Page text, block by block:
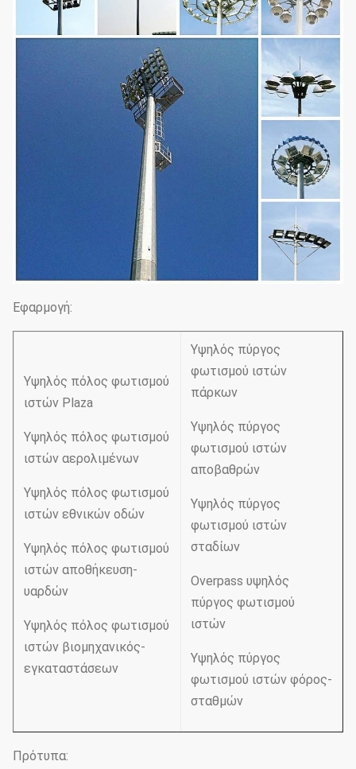
Εφαρμογή:
Υψηλός πόλος φωτισμού
ιστών Plaza
Υψηλός πόλος φωτισμού
ιστών αερολιμένων
Υψηλός πόλος φωτισμού
ιστών εθνικών οδών
Υψηλός πόλος φωτισμού
ιστών αποθήκευση-
υαρδών
Υψηλός πόλος φωτισμού
ιστών βιομηχανικός-
εγκαταστάσεων
Υψηλός πύργος
φωτισμού ιστών
πάρκων
Υψηλός πύργος
φωτισμού ιστών
αποβαθρών
Υψηλός πύργος
φωτισμού ιστών
σταδίων
Overpass υψηλός
πύργος φωτισμού
ιστών
Υψηλός πύργος
φωτισμού ιστών φόρος-
σταθμών
Πρότυπα: